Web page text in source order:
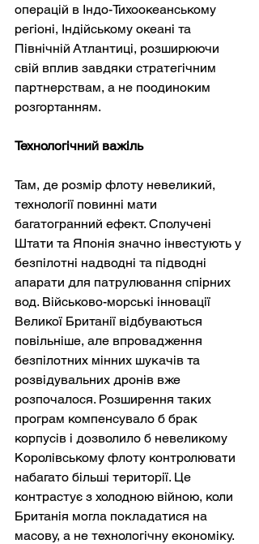
операцій в Індо-Тихоокеанському
регіоні, Індійському океані та
Північній Атлантиці, розширюючи
свій вплив завдяки стратегічним
партнерствам, а не поодиноким
розгортанням.
Технологічний важіль
Там, де розмір флоту невеликий,
технології повинні мати
багатогранний ефект. Сполучені
Штати та Японія значно інвестують у
безпілотні надводні та підводні
апарати для патрулювання спірних
вод. Військово-морські інновації
Великої Британії відбуваються
повільніше, але впровадження
безпілотних мінних шукачів та
розвідувальних дронів вже
розпочалося. Розширення таких
програм компенсувало б брак
корпусів і дозволило б невеликому
Королівському флоту контролювати
набагато більші території. Це
контрастує з холодною війною, коли
Британія могла покладатися на
масову, а не технологічну економіку.